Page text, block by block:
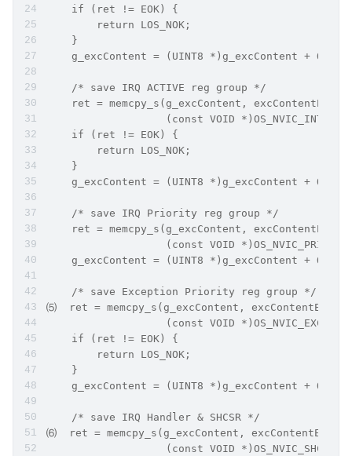
    if (ret != EOK) {
        return LOS_NOK;
    }
g_excContent = (UINT8 *)g_excContent +
    /* save IRQ ACTIVE reg group */
ret = memcpy_s(g_excContent, excContentEnd
(const VOID
    if (ret != EOK) {
        return LOS_NOK;
    }
g_excContent = (UINT8 *)g_excContent +
    /* save IRQ Priority reg group */
ret = memcpy_s(g_excContent, excContentEnd
(const VOID
g_excContent = (UINT8 *)g_excContent +
    /* save Exception Priority reg group */
⑸  ret = memcpy_s(g_excContent, excContentEnd -
(const VOID
    if (ret != EOK) {
        return LOS_NOK;
    }
g_excContent = (UINT8 *)g_excContent +
    /* save IRQ Handler & SHCSR */
⑹  ret = memcpy_s(g_excContent, excContentEnd -
(const VOID *)OS_NVIC_SHCSR,